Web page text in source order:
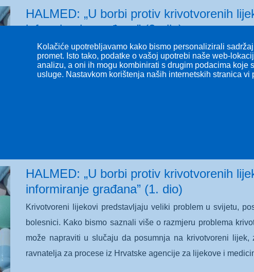
HALMED: „U borbi protiv krivotvorenih
informiranje građana” (2. dio)
Krivotvoreni lijekovi predstavljaju veliki problem u svijetu,
bolesnici. Kako bismo saznali više o razmjeru problema
može napraviti u slučaju da posumnja na krivotvoreni
HALMED: „U borbi protiv krivotvorenih
informiranje građana” (1. dio)
Krivotvoreni lijekovi predstavljaju veliki problem u svijetu,
bolesnici. Kako bismo saznali više o razmjeru problema
može napraviti u slučaju da posumnja na krivotvoreni
ravnatelja za procese iz Hrvatske agencije za lijekove i
Kolačiće upotrebljavamo kako bismo personalizirali
promet. Isto tako, podatke o vašoj upotrebi naše web-
analizu, a oni ih mogu kombinirati s drugim podacima
usluge. Nastavkom korištenja naših internetskih stranica